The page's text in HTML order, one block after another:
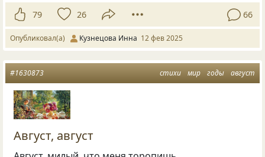
79 26 66
Опубликовал(а) Кузнецова Инна 12 фев 2025
стихи мир годы август
#1630873
Август, август